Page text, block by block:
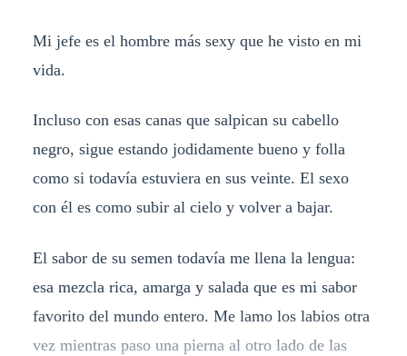
Mi jefe es el hombre más sexy que he visto en mi
vida.
Incluso con esas canas que salpican su cabello
negro, sigue estando jodidamente bueno y folla
como si todavía estuviera en sus veinte. El sexo
con él es como subir al cielo y volver a bajar.
El sabor de su semen todavía me llena la lengua:
esa mezcla rica, amarga y salada que es mi sabor
favorito del mundo entero. Me lamo los labios otra
vez mientras paso una pierna al otro lado de las